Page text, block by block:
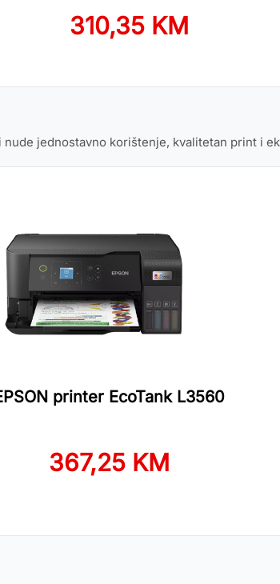
310,35 KM
jednostavno korištenje, kvalitetan print i
printer EcoTank L3560
367,25 KM